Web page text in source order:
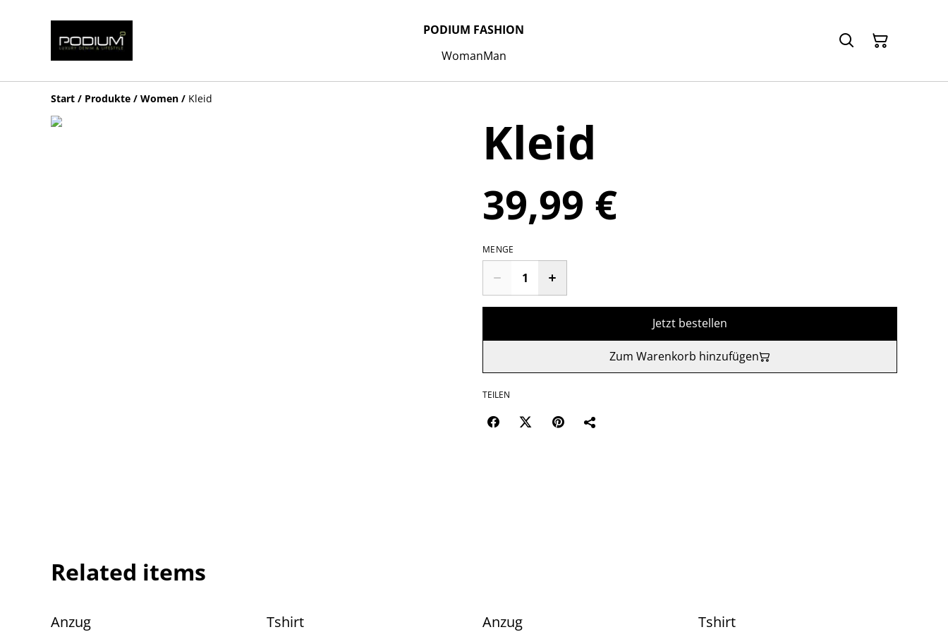
PODIUM FASHION
WomanMan
Start / Produkte / Women / Kleid
Kleid
39,99 €
MENGE
Jetzt bestellen
Zum Warenkorb hinzufügen
TEILEN
Related items
Anzug Tshirt Anzug Tshirt